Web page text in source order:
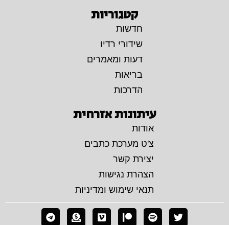
קטגוריות
חדשות
שידורי רדיו
דעות ומאמרים
בריאות
הדרכות
עיתונות אזרחית
אודות
צ'ט מערכת כתבים
יצירת קשר
הצהרת נגישות
תנאי שימוש ומדיניות